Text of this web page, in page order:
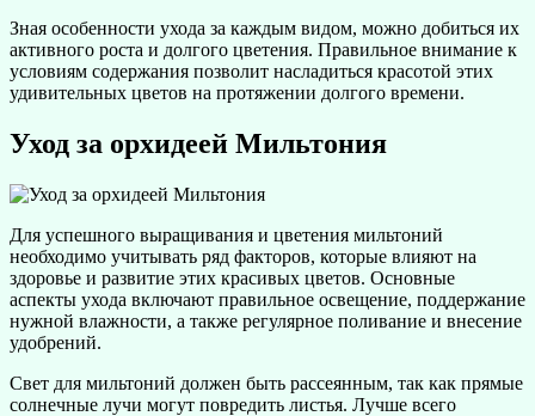
Зная особенности ухода за каждым видом, можно добиться их
активного роста и долгого цветения. Правильное внимание к
условиям содержания позволит насладиться красотой этих
удивительных цветов на протяжении долгого времени.
Уход за орхидеей Мильтония
Для успешного выращивания и цветения мильтоний
необходимо учитывать ряд факторов, которые влияют на
здоровье и развитие этих красивых цветов. Основные
аспекты ухода включают правильное освещение, поддержание
нужной влажности, а также регулярное поливание и внесение
удобрений.
Свет для мильтоний должен быть рассеянным, так как прямые
солнечные лучи могут повредить листья. Лучше всего